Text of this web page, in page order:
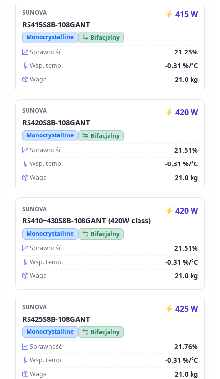
SUNOVA 415 W
RS415S8B-108GANT
Monocrystalline
Bifacjalny
Sprawność
21.25%
Wsp. temp. -0.31 %/°C
Waga 21.0 kg
SUNOVA 420 W
RS420S8B-108GANT
Monocrystalline
Bifacjalny
Sprawność
21.51%
Wsp. temp. -0.31 %/°C
Waga 21.0 kg
SUNOVA 420 W
RS410~430S8B-108GANT (420W class)
Monocrystalline
Bifacjalny
Sprawność
21.51%
Wsp. temp. -0.31 %/°C
Waga 21.0 kg
SUNOVA 425 W
RS425S8B-108GANT
Monocrystalline
Bifacjalny
Sprawność
21.76%
Wsp. temp. -0.31 %/°C
Waga 21.0 kg